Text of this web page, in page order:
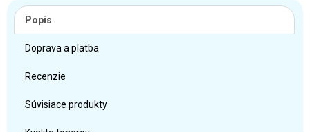
Popis
Doprava a platba
Recenzie
Súvisiace produkty